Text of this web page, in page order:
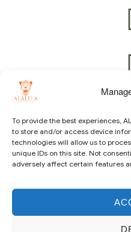
To provide the best experiences,
to store and/or access device
technologies will allow us to
unique IDs on this site. Not
adversely affect certain features
Copyright © 2021 ALALELA.
byJulie A.A|